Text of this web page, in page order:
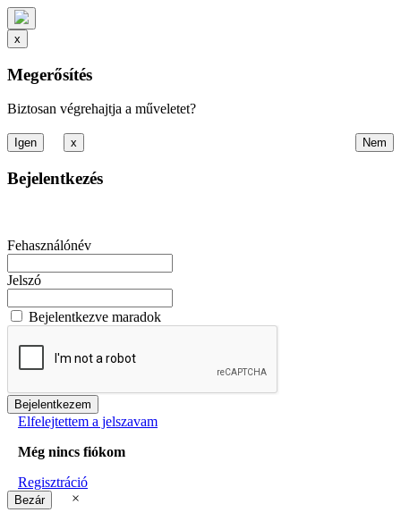
x
Megerősítés
Biztosan végrehajtja a műveletet?
x
Bejelentkezés
Fehasználónév
Jelszó
Bejelentkezve maradok
Elfelejtettem a jelszavam
Még nincs fiókom
Regisztráció
×